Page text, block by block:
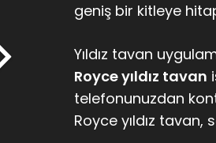
geniş bir kitleye
Yıldız tavan
Royce yıldız tavan
telefonunuzdan
Royce yıldız